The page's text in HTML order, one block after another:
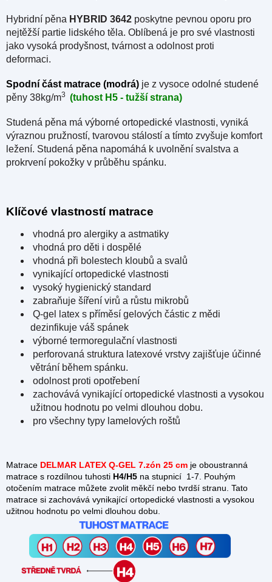
Hybridní pěna HYBRID 3642 poskytne pevnou oporu pro
nejtěžší partie lidského těla. Oblíbená je pro své vlastnosti
jako vysoká prodyšnost, tvárnost a odolnost proti
deformaci.
Spodní část matrace (modrá) je z vysoce odolné studené
pěny 38kg/m3 (tuhost H5 - tužší strana)
Studená pěna má výborné ortopedické vlastnosti, vyniká
výraznou pružností, tvarovou stálostí a tímto zvyšuje komfort
ležení. Studená pěna napomáhá k uvolnění svalstva a
prokrvení pokožky v průběhu spánku.
Klíčové vlastností matrace
vhodná pro alergiky a astmatiky
vhodná pro děti i dospělé
vhodná při bolestech kloubů a svalů
vynikající ortopedické vlastnosti
vysoký hygienický standard
zabraňuje šíření virů a růstu mikrobů
Q-gel latex s příměsí gelových částic z mědi
dezinfikuje váš spánek
výborné termoregulační vlastnosti
perforovaná struktura latexové vrstvy zajišťuje účinné
větrání během spánku.
odolnost proti opotřebení
zachovává vynikající ortopedické vlastnosti a vysokou
užitnou hodnotu po velmi dlouhou dobu.
pro všechny typy lamelových roštů
Matrace DELMAR LATEX Q-GEL 7.zón 25 cm je oboustranná
matrace s rozdílnou tuhosti H4/H5 na stupnicí 1-7. Pouhým
otočením matrace můžete zvolit měkčí nebo tvrdší stranu. Tato
matrace si zachovává vynikající ortopedické vlastnosti a vysokou
užitnou hodnotu po velmi dlouhou dobu.